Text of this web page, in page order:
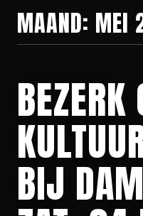
MAAND: MEI
BEZERK
BIJ